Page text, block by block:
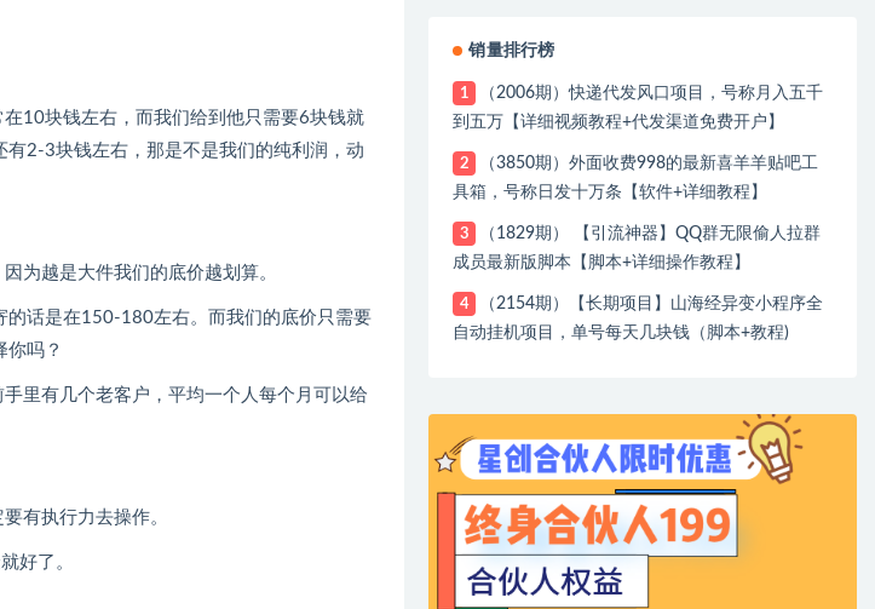
10块钱左右，而我们给到他只需要6块钱就
2-3块钱左右，那是不是我们的纯利润，动
为越是大件我们的底价越划算。
的话是在150-180左右。而我们的底价只需要
吗？
里有几个老客户，平均一个人每个月可以给
有执行力去操作。
好了。
销量排行榜
1
（2006期）快递代发风口项目，号称月入五千
到五万【详细视频教程+代发渠道免费开户】
2
（3850期）外面收费998的最新喜羊羊贴吧工
具箱，号称日发十万条【软件+详细教程】
3
（1829期） 【引流神器】QQ群无限偷人拉群
成员最新版脚本【脚本+详细操作教程】
4
（2154期）【长期项目】山海经异变小程序全
自动挂机项目，单号每天几块钱（脚本+教程)